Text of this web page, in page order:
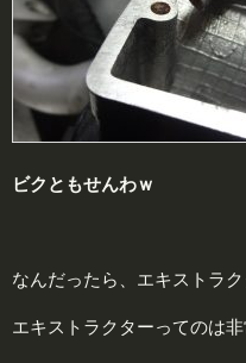
ビクともせんわｗ
なんだったら、エキストラ
エキストラクターってのは